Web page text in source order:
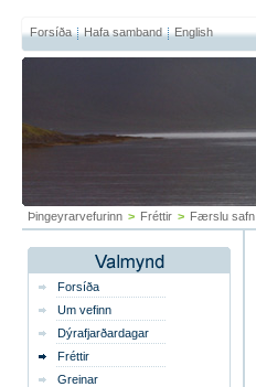
Forsíða Hafa samband English
Þingeyrarvefurinn > Fréttir > Færslu safn
Forsíða
Um vefinn
Dýrafjarðardagar
Fréttir
Greinar